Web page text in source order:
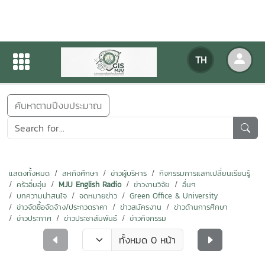
TH
ข่าวสารกิจกรรม
ข่าวสารกิจกรรม
ค้นหาตามปีงบประมาณ
แสดงทั้งหมด สหกิจศึกษา ข่าวผู้บริหาร
กิจกรรมการแลกเปลี่ยนเรียนรู้
ครัวอิ่มอุ่น
MJU English Radio ข่าวงานวิจัย
อื่นๆ
บทความน่าสนใจ
จดหมายข่าว
Green Office & University
ข่าวจัดซื้อจัดจ้าง/ประกวดราคา
ข่าวสมัครงาน
ข่าวด้านการศึกษา
ข่าวประกาศ
ข่าวประชาสัมพันธ์ ข่าวกิจกรรม
ทั้งหมด 0 หน้า